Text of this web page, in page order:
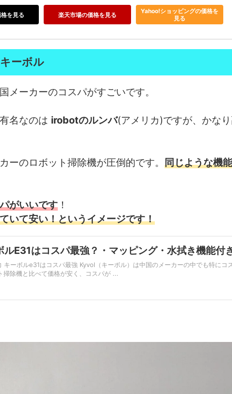
を見る 楽天市場の価格を見る
Yahoo!ショッピングの価格を
見る
ーボル
メーカーのコスパがすごいです。
名なのは irobotのルンバ(アメリカ)ですが、かな
ーのロボット掃除機が圧倒的です。 同じような機
がいいです ！
いて安い！というイメージです！
E31はコスパ最強？・マッピング・水拭き機能付
キーボルe31はコスパ最強 Kyvol（キーボル）は中国のメーカーの中でも特に
掃除機と比べて価格が安く、コスパが ...